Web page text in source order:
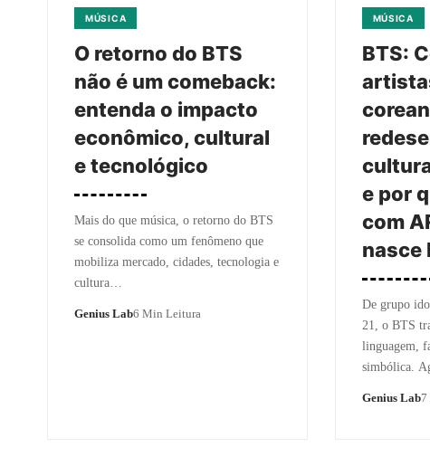
MÚSICA
O retorno do BTS
não é um comeback:
entenda o impacto
econômico, cultural
e tecnológico
Mais do que música, o retorno do BTS
se consolida como um fenômeno que
mobiliza mercado, cidades, tecnologia e
cultura…
Genius Lab6 Min Leitura
MÚSICA
BTS:
e por
com
nasce
De grupo
21, o BTS
linguagem,
simbólica.
Genius Lab7